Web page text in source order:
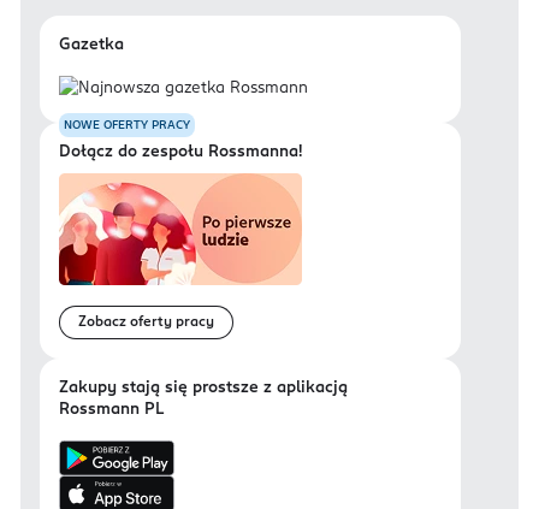
Gazetka
NOWE OFERTY PRACY
Dołącz do zespołu Rossmanna!
Zobacz oferty pracy
Zakupy stają się prostsze z aplikacją
Rossmann PL